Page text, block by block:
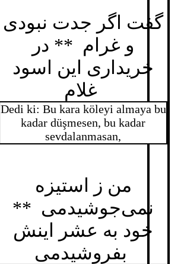
گفت اگر جدت نبودی
و غرام ** در
خریداری این اسود
Dedi ki: Bu kara köleyi almaya bu
kadar düşmesen, bu kadar
sevdalanmasan,
من ز استیزه
نمی‌جوشیدمی **
خود به عشر اینش